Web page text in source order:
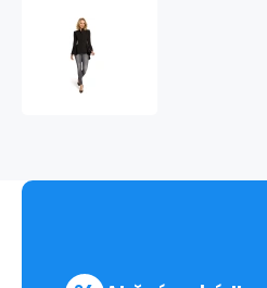
knoflíky